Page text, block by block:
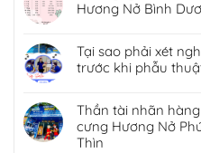
Hương Nở Bình
Tại sao phải xét
trước khi phẫu
Thần tài nhãn
cưng Hương Nở
Thìn